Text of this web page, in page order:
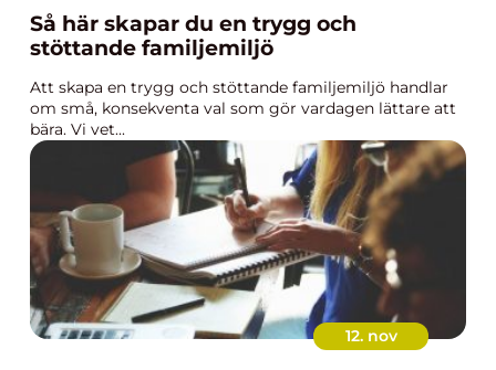
Så här skapar du en trygg och
stöttande familjemiljö
Att skapa en trygg och stöttande familjemiljö handlar
om små, konsekventa val som gör vardagen lättare att
bära. Vi vet...
12. nov